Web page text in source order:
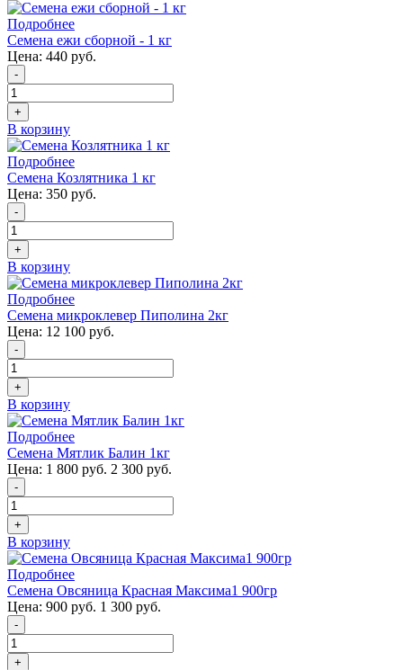
Подробнее
Семена ежи сборной - 1 кг
Цена: 440 руб.
-
+
В корзину
Подробнее
Семена Козлятника 1 кг
Цена: 350 руб.
-
+
В корзину
Подробнее
Семена микроклевер Пиполина 2кг
Цена: 12 100 руб.
-
+
В корзину
Подробнее
Семена Мятлик Балин 1кг
Цена: 1 800 руб. 2 300 руб.
-
+
В корзину
Подробнее
Семена Овсяница Красная Максима1 900гр
Цена: 900 руб. 1 300 руб.
-
+